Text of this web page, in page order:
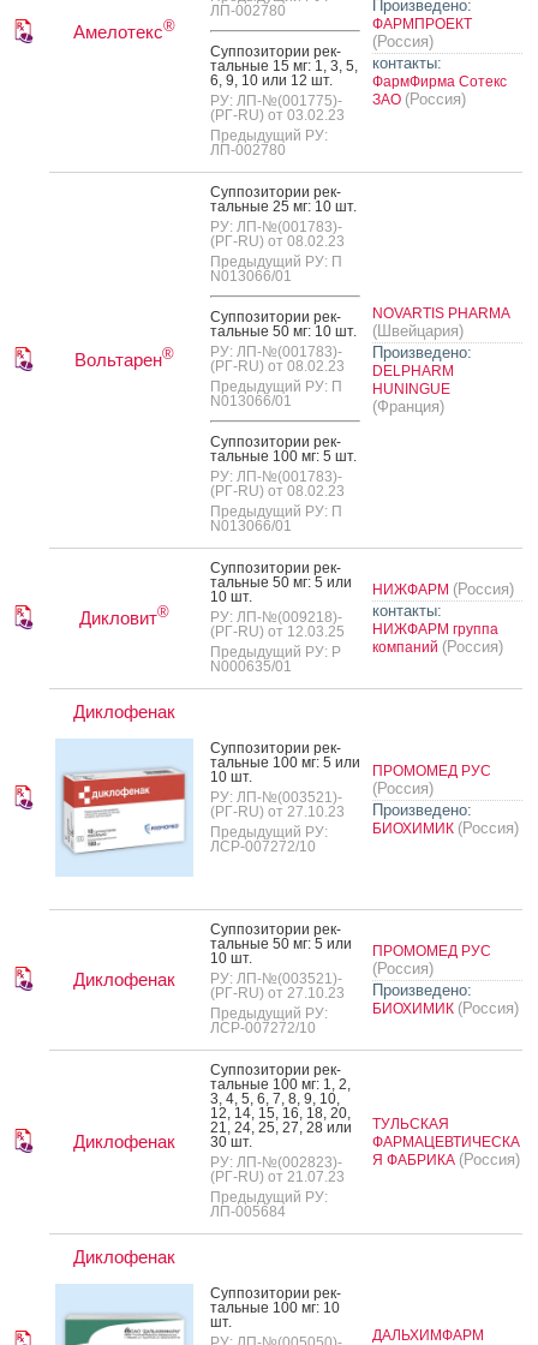
Амелотекс®
ЛП-002780
Суп­по­зито­рии рек­
таль­ные 15 мг: 1, 3, 5,
6, 9, 10 или 12 шт.
РУ: ЛП-№(001775)-
(РГ-RU) от 03.02.23
Предыдущий РУ:
ЛП-002780
Произведено:
ФАРМПРОЕКТ
(Россия)
контакты:
ФармФирма Сотекс
ЗАО (Россия)
Вольтарен®
Суп­по­зито­рии рек­
таль­ные 25 мг: 10 шт.
РУ: ЛП-№(001783)-
(РГ-RU) от 08.02.23
Предыдущий РУ: П
N013066/01
Суп­по­зито­рии рек­
таль­ные 50 мг: 10 шт.
РУ: ЛП-№(001783)-
(РГ-RU) от 08.02.23
Предыдущий РУ: П
N013066/01
Суп­по­зито­рии рек­
таль­ные 100 мг: 5 шт.
РУ: ЛП-№(001783)-
(РГ-RU) от 08.02.23
Предыдущий РУ: П
N013066/01
NOVARTIS PHARMA
(Швейцария)
Произведено:
DELPHARM
HUNINGUE
(Франция)
Дикловит®
Суп­по­зито­рии рек­
таль­ные 50 мг: 5 или
10 шт.
РУ: ЛП-№(009218)-
(РГ-RU) от 12.03.25
Предыдущий РУ: Р
N000635/01
НИЖФАРМ (Россия)
контакты:
НИЖФАРМ группа
компаний (Россия)
Диклофенак
Суп­по­зито­рии рек­
таль­ные 100 мг: 5 или
10 шт.
РУ: ЛП-№(003521)-
(РГ-RU) от 27.10.23
Предыдущий РУ:
ЛСР-007272/10
ПРОМОМЕД РУС
(Россия)
Произведено:
БИОХИМИК (Россия)
Диклофенак
Суп­по­зито­рии рек­
таль­ные 50 мг: 5 или
10 шт.
РУ: ЛП-№(003521)-
(РГ-RU) от 27.10.23
Предыдущий РУ:
ЛСР-007272/10
ПРОМОМЕД РУС
(Россия)
Произведено:
БИОХИМИК (Россия)
Диклофенак
Суп­по­зито­рии рек­
таль­ные 100 мг: 1, 2,
3, 4, 5, 6, 7, 8, 9, 10,
12, 14, 15, 16, 18, 20,
21, 24, 25, 27, 28 или
30 шт.
РУ: ЛП-№(002823)-
(РГ-RU) от 21.07.23
Предыдущий РУ:
ЛП-005684
ТУЛЬСКАЯ
ФАРМАЦЕВТИЧЕСКА
Я ФАБРИКА (Россия)
Диклофенак
Суп­по­зито­рии рек­
таль­ные 100 мг: 10
шт.
ДАЛЬХИМФАРМ